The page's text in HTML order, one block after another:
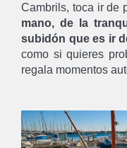
Cambrils, toca ir de
mano, de la
subidón que es ir
como si quieres
regala momentos